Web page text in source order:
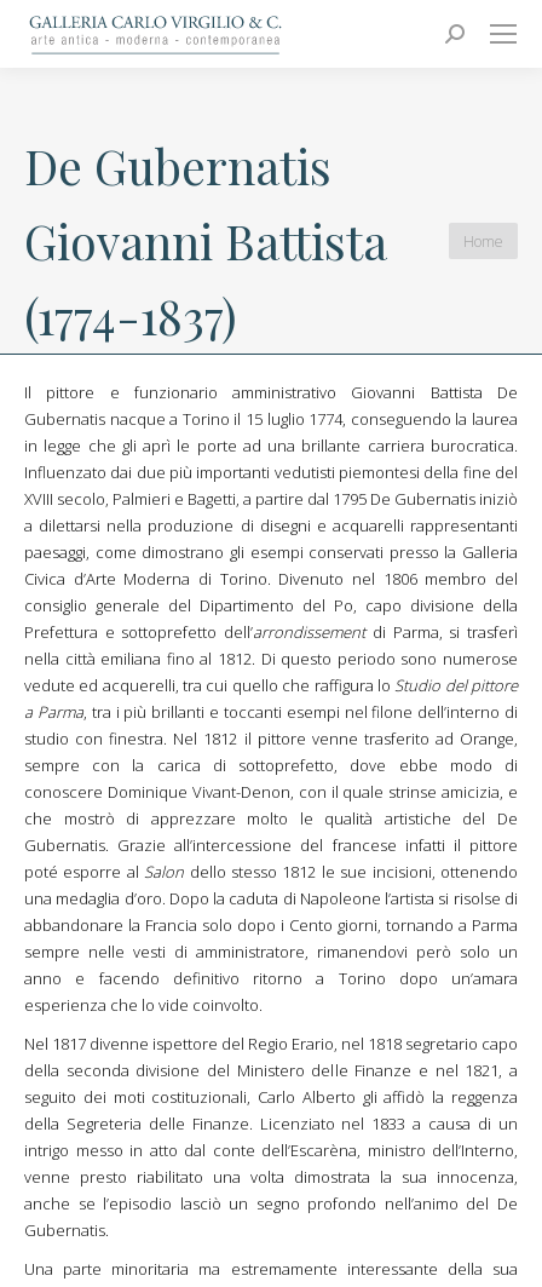
Search:
Carlo Virgilio & C.
Arte moderna e contemporanea
De Gubernatis
Giovanni Battista
(1774-1837)
You are
here:
Home
Il pittore e funzionario amministrativo Giovanni Battista De
Gubernatis nacque a Torino il 15 luglio 1774, conseguendo la laurea
in legge che gli aprì le porte ad una brillante carriera burocratica.
Influenzato dai due più importanti vedutisti piemontesi della fine del
XVIII secolo, Palmieri e Bagetti, a partire dal 1795 De Gubernatis iniziò
a dilettarsi nella produzione di disegni e acquarelli rappresentanti
paesaggi, come dimostrano gli esempi conservati presso la Galleria
Civica d’Arte Moderna di Torino. Divenuto nel 1806 membro del
consiglio generale del Dipartimento del Po, capo divisione della
Prefettura e sottoprefetto dell’arrondissementdi Parma, si trasferì
nella città emiliana fino al 1812. Di questo periodo sono numerose
vedute ed acquerelli, tra cui quello che raffigura loStudio del pittore
a Parma, tra i più brillanti e toccanti esempi nel filone dell’interno di
studio con finestra. Nel 1812 il pittore venne trasferito ad Orange,
sempre con la carica di sottoprefetto, dove ebbe modo di
conoscere Dominique Vivant-Denon, con il quale strinse amicizia, e
che mostrò di apprezzare molto le qualità artistiche del De
Gubernatis. Grazie all’intercessione del francese infatti il pittore
poté esporre alSalon dello stesso 1812 le sue incisioni, ottenendo
una medaglia d’oro. Dopo la caduta di Napoleone l’artista si risolse di
abbandonare la Francia solo dopo i Cento giorni, tornando a Parma
sempre nelle vesti di amministratore, rimanendovi però solo un
anno e facendo definitivo ritorno a Torino dopo un’amara
esperienza che lo vide coinvolto.
Nel 1817 divenne ispettore del Regio Erario, nel 1818 segretario capo
della seconda divisione del Ministero delle Finanze e nel 1821, a
seguito dei moti costituzionali, Carlo Alberto gli affidò la reggenza
della Segreteria delle Finanze. Licenziato nel 1833 a causa di un
intrigo messo in atto dal conte dell’Escarèna, ministro dell’Interno,
venne presto riabilitato una volta dimostrata la sua innocenza,
anche se l’episodio lasciò un segno profondo nell’animo del De
Gubernatis.
Una parte minoritaria ma estremamente interessante della sua